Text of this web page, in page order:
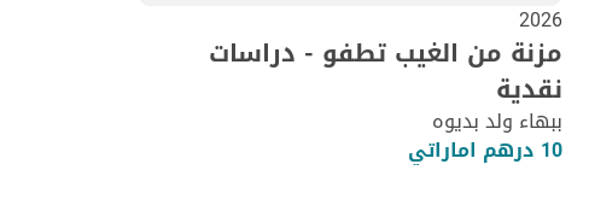
2026
مزنة من الغيب تطفو - دراسات
نقدية
ببهاء ولد بديوه
10 درهم اماراتي